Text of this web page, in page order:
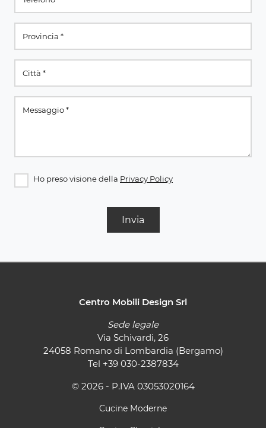
Ho preso visione della Privacy Policy
Invia
Centro Mobili Design Srl
Sede legale
Via Schivardi, 26
24058 Romano di Lombardia (Bergamo)
Tel +39 030-2387834
© 2026 - P.IVA 03053020164
Cucine Moderne